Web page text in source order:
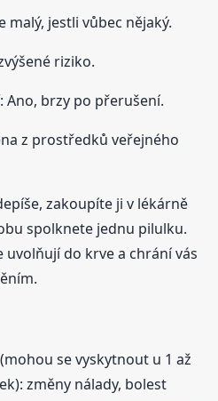
malý, jestli vůbec nějaký.
riziko.
: Ano, brzy po přerušení.
z prostředků veřejného
zakoupíte ji v lékárně
spolknete jednu pilulku.
do krve a chrání vás
(mohou se vyskytnout u 1 až
změny nálady, bolest